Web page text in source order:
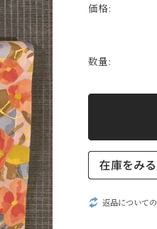
価格:
数量:
返品について